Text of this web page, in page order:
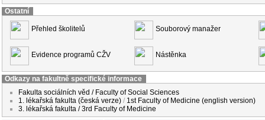
Ostatní
Přehled školitelů Souborový manažer
Evidence programů CŽV Nástěnka
Odkazy na fakultně specifické informace
Fakulta sociálních věd / Faculty of Social Sciences
1. lékařská fakulta (česká verze) / 1st Faculty of Medicine (english version)
3. lékařská fakulta / 3rd Faculty of Medicine